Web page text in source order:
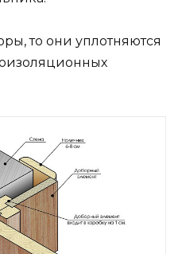
то они уплотняются